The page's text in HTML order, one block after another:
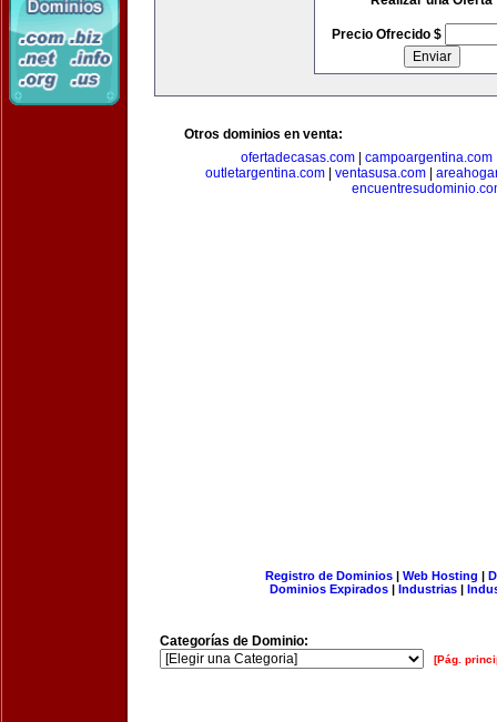
Precio Ofrecido $
Otros dominios en venta:
ofertadecasas.com| campoargentina.com
outletargentina.com
ventasusa.com
Registro de Dominios| Web Hosting |
Dominios Expirados | Industrias |
Categorías de Dominio:
[Pág.